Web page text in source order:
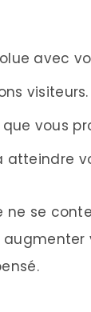
avec
visiteurs.
vous
atteindre
ne se